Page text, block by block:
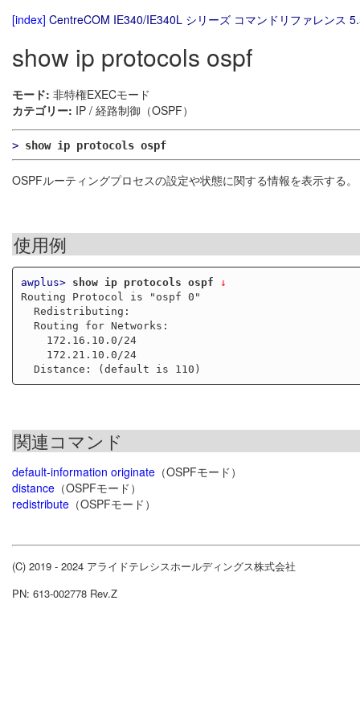
[index] CentreCOM IE340/IE340L シリーズ コマンドリファレンス
show ip protocols ospf
モード: 非特権EXECモード
カテゴリー: IP / 経路制御（OSPF）
> show ip protocols ospf
OSPFルーティングプロセスの設定や状態に関する情報を表示する。
使用例
awplus> show ip protocols ospf ↓
Routing Protocol is "ospf 0"
関連コマンド
default-information originate （OSPFモード）
distance （OSPFモード）
redistribute （OSPFモード）
(C) 2019 - 2024 アライドテレシスホールディングス株式会社
PN: 613-002778 Rev.Z